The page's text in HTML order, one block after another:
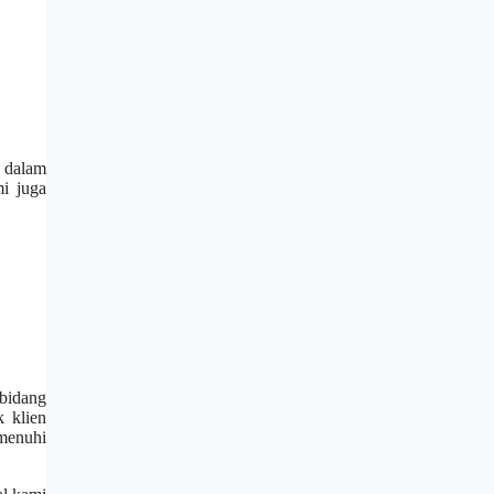
juga
klien